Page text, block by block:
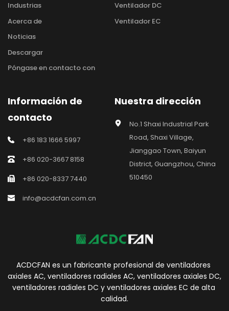
Industrias
Acerca de
Noticias
Descargar
Póngase en contacto con
Ventilador DC
Ventilador EC
Información de
contacto
+86 183 1666 5997
+86 020-3667 8158
+86 020-8337 7440
info@acdcfan.com.cn
Nuestra dirección
No.1 Shaxi Industrial Park
Road, Shaxi Village,
Jianggao Town, Baiyun
District, Guangzhou, China
510450
ACDCFAN es un fabricante profesional de ventiladores
axiales AC, ventiladores radiales AC, ventiladores axiales DC,
ventiladores radiales DC y ventiladores axiales EC de alta
calidad.